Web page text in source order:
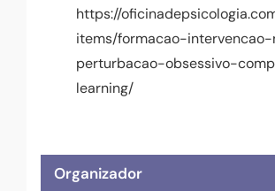
https://
items/formacao-
perturbacao-obsessivo-
learning/
Organizador